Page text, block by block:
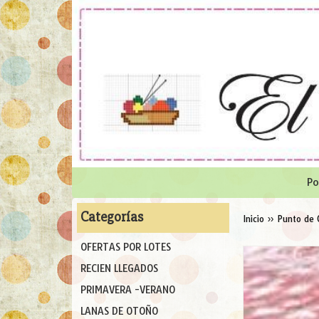
Categorías
OFERTAS POR LOTES
RECIEN LLEGADOS
PRIMAVERA -VERANO
LANAS DE OTOÑO
Inicio » Punto de